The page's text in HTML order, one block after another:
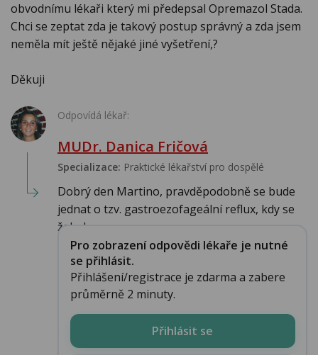
obvodnímu lékaři který mi předepsal Opremazol Stada.
Chci se zeptat zda je takový postup správný a zda jsem
neměla mít ještě nějaké jiné vyšetření,?
Děkuji
Odpovídá lékař:
MUDr. Danica Fričová
Specializace: Praktické lékařství pro dospělé
Dobrý den Martino, pravděpodobně se bude
jednat o tzv. gastroezofageální reflux, kdy se
žalude...
Pro zobrazení odpovědi lékaře je nutné
se přihlásit.
Přihlášení/registrace je zdarma a zabere
průměrně 2 minuty.
Přihlásit se